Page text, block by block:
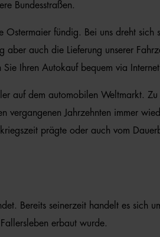
Bundesstraßen.
fündig. Bei uns dreht sich
auch die Lieferung unserer
Ihren Autokauf bequem via
auf dem automobilen Weltmarkt.
Jahrzehnten immer
prägte oder auch vom
Bereits seinerzeit handelt es sich
erbaut wurde.